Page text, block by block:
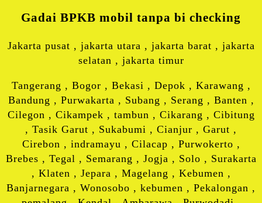
Gadai BPKB mobil tanpa bi checking
Jakarta pusat , jakarta utara , jakarta barat , jakarta
selatan , jakarta timur
Tangerang , Bogor , Bekasi , Depok , Karawang ,
Bandung , Purwakarta , Subang , Serang , Banten ,
Cilegon , Cikampek , tambun , Cikarang , Cibitung
, Tasik Garut , Sukabumi , Cianjur , Garut ,
Cirebon , indramayu , Cilacap , Purwokerto ,
Brebes , Tegal , Semarang , Jogja , Solo , Surakarta
, Klaten , Jepara , Magelang , Kebumen ,
Banjarnegara , Wonosobo , kebumen , Pekalongan ,